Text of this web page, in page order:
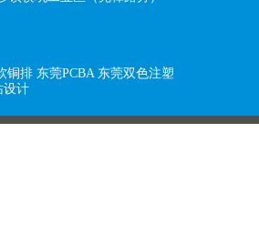
铜排 东莞PCBA 东莞双色注塑
设计